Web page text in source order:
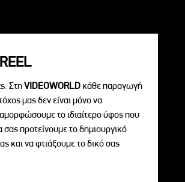
ΣτηVIDEOWORLD κάθε παραγωγή
μας δεν είναι μόνο να
το ιδιαίτερο ύφος που
σας προτείνουμε το δημιουργικό
και να φτιάξουμε το δικό σας